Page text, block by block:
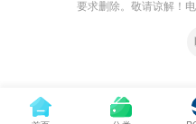
要求删除。敬请谅解！